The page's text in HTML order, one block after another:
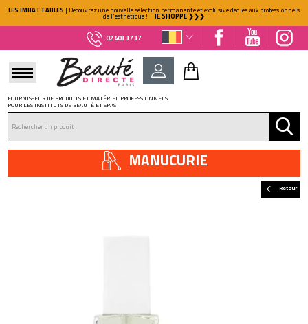
LES IMBATTABLES | Découvrez une nouvelle sélection permanente et exclusive dédiée aux professionnels
de l'esthétique ! JE SHOPPE ❯❯❯
02 403 37 37
FOURNISSEUR DE PRODUITS ET MATÉRIEL PROFESSIONNELS
POUR LES INSTITUTS DE BEAUTÉ ET SPAS
Retour
MANUCURIE